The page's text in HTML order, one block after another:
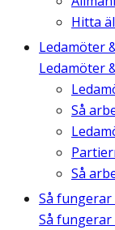
Hitta
Ledamöter
Ledamöter
Så
Så
Så
Så